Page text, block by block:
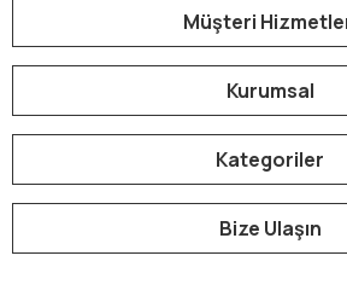
Müşteri
Kurumsal
Kategoriler
Bize Ulaşın